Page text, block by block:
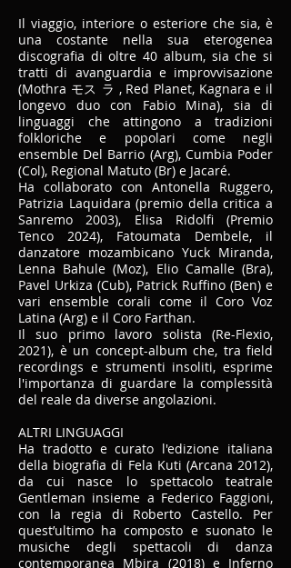
Il viaggio, interiore o esteriore che sia, è
una costante nella sua eterogenea
discografia di oltre 40 album, sia che si
tratti di avanguardia e improvvisazione
(Mothra モス ラ , Red Planet, Kagnara e il
longevo duo con Fabio Mina), sia di
linguaggi che attingono a tradizioni
folkloriche e popolari come negli
ensemble Del Barrio (Arg), Cumbia Poder
(Col), Regional Matuto (Br) e Jacaré.
Ha collaborato con Antonella Ruggero,
Patrizia Laquidara (premio della critica a
Sanremo 2003), Elisa Ridolfi (Premio
Tenco 2024), Fatoumata Dembele, il
danzatore mozambicano Yuck Miranda,
Lenna Bahule (Moz), Elio Camalle (Bra),
Pavel Urkiza (Cub), Patrick Ruffino (Ben) e
vari ensemble corali come il Coro Voz
Latina (Arg) e il Coro Farthan.
Il suo primo lavoro solista (Re-Flexio,
2021), è un concept-album che, tra field
recordings e strumenti insoliti, esprime
l'importanza di guardare la complessità
del reale da diverse angolazioni.
ALTRI LINGUAGGI
Ha tradotto e curato l'edizione italiana
della biografia di Fela Kuti (Arcana 2012),
da cui nasce lo spettacolo teatrale
Gentleman insieme a Federico Faggioni,
con la regia di Roberto Castello. Per
quest’ultimo ha composto e suonato le
musiche degli spettacoli di danza
contemporanea Mbira (2018) e Inferno